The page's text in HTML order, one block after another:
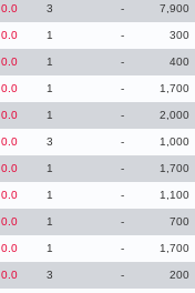
0.0 3 - 7,900
0.0 1 - 300
0.0 1 - 400
0.0 1 - 1,700
0.0 1 - 2,000
0.0 3 - 1,000
0.0 1 - 1,700
0.0 1 - 1,100
0.0 1 - 700
0.0 1 - 1,700
0.0 3 - 200